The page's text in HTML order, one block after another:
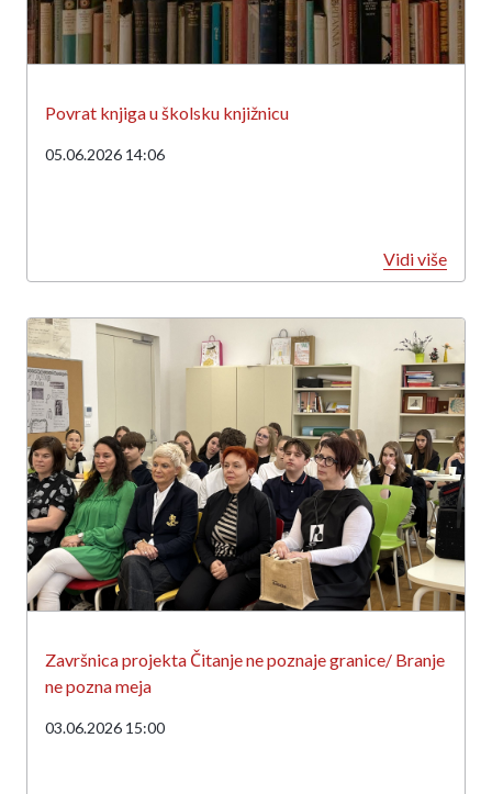
Povrat knjiga u školsku knjižnicu
05.06.2026 14:06
Vidi više
Završnica projekta Čitanje ne poznaje granice/ Branje
ne pozna meja
03.06.2026 15:00